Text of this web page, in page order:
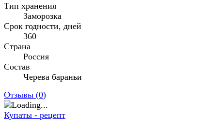
Тип хранения
Заморозка
Срок годности, дней
360
Страна
Россия
Состав
Черева бараньи
Отзывы (0)
Купаты - рецепт